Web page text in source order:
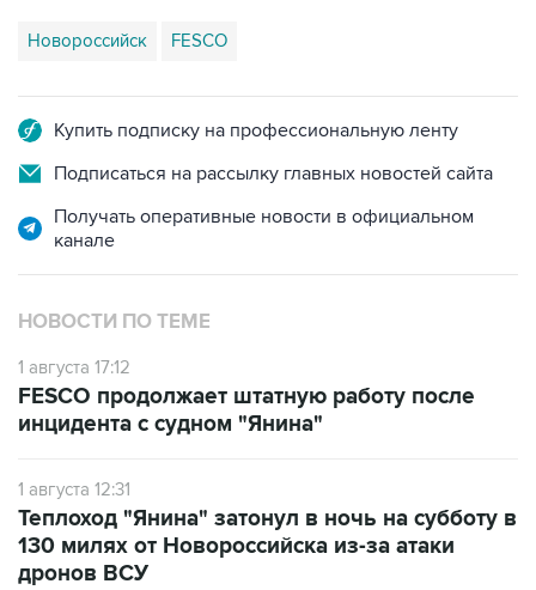
Новороссийск FESCO
Купить подписку на профессиональную ленту
Подписаться на рассылку главных новостей сайта
Получать оперативные новости в официальном
канале
НОВОСТИ ПО ТЕМЕ
1 августа 17:12
FESCO продолжает штатную работу после
инцидента с судном "Янина"
1 августа 12:31
Теплоход "Янина" затонул в ночь на субботу в
130 милях от Новороссийска из-за атаки
дронов ВСУ